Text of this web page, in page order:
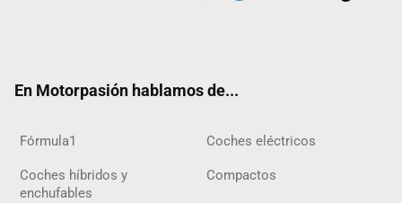
En Motorpasión hablamos de...
Fórmula1 Coches eléctricos
Coches híbridos y
enchufables
Compactos